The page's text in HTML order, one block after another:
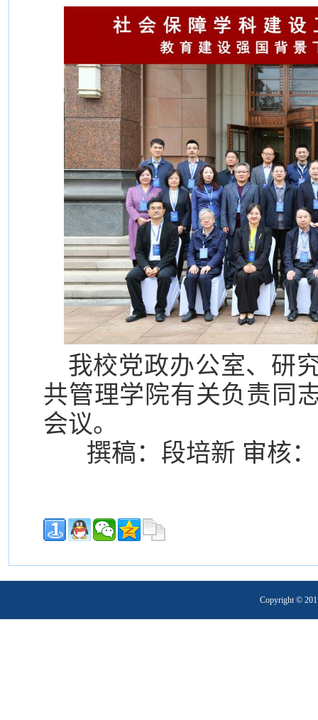
我校党政办公室、研
共管理学院有关负责同
会议。
撰稿：段培新 审核
Copyright ©